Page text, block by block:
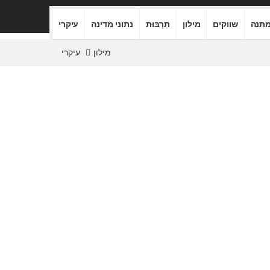
עיקרי נתוני מדינה תַרְבּוּת מילון שווקים
עיקרי מילון